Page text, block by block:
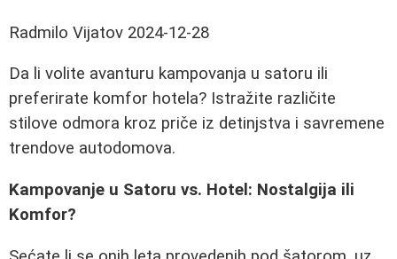
Radmilo Vijatov 2024-12-28
Da li volite avanturu kampovanja u satoru ili
preferirate komfor hotela? Istražite različite
stilove odmora kroz priče iz detinjstva i savremene
trendove autodomova.
Kampovanje u Satoru vs. Hotel: Nostalgija ili
Komfor?